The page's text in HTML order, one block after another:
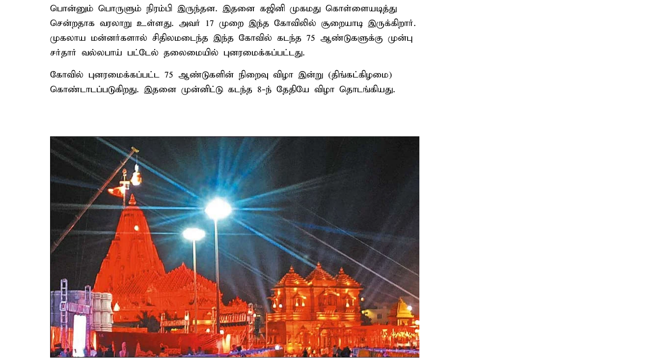
பொன்னும் பொருளும் நிரம்பி இருந்தன. இதனை கஜினி முகமது கொள்ளையடித்து
சென்றதாக வரலாறு உள்ளது. அவர் 17 முறை இந்த கோவிலில் சூறையாடி இருக்கிறார்.
முகலாய மன்னர்களால் சிதிலமடைந்த இந்த கோவில் கடந்த 75 ஆண்டுகளுக்கு முன்பு
சர்தார் வல்லபாய் பட்டேல் தலைமையில் புனரமைக்கப்பட்டது.
கோவில் புனரமைக்கப்பட்ட 75 ஆண்டுகளின் நிறைவு விழா இன்று (திங்கட்கிழமை)
கொண்டாடப்படுகிறது. இதனை முன்னிட்டு கடந்த 8-ந் தேதியே விழா தொடங்கியது.